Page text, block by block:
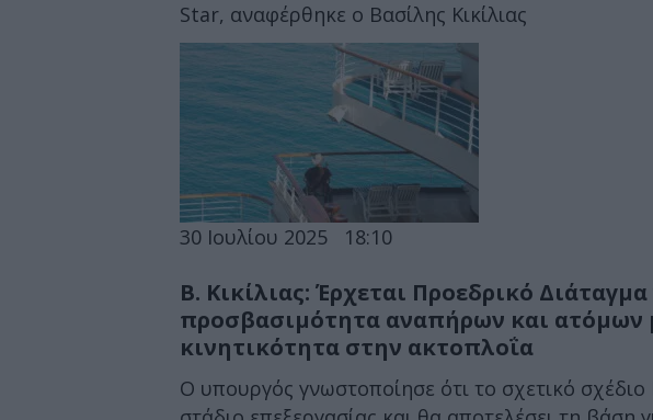
Star, αναφέρθηκε ο Βασίλης Κικίλιας
30 Ιουλίου 2025 18:10
Β. Κικίλιας: Έρχεται Προεδρικό Διάταγμα
προσβασιμότητα αναπήρων και ατόμων
κινητικότητα στην ακτοπλοΐα
Ο υπουργός γνωστοποίησε ότι το σχετικό σχέδιο